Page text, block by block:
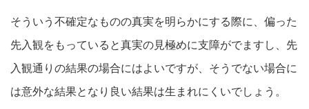
そういう不確定なものの真実を明らかにする際に、偏った
先入観をもっていると真実の見極めに支障がでますし、先
入観通りの結果の場合にはよいですが、そうでない場合に
は意外な結果となり良い結果は生まれにくいでしょう。